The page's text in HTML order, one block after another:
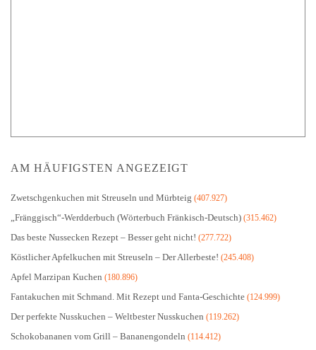
AM HÄUFIGSTEN ANGEZEIGT
Zwetschgenkuchen mit Streuseln und Mürbteig (407.927)
„Fränggisch“-Werdderbuch (Wörterbuch Fränkisch-Deutsch) (315.462)
Das beste Nussecken Rezept – Besser geht nicht! (277.722)
Köstlicher Apfelkuchen mit Streuseln – Der Allerbeste! (245.408)
Apfel Marzipan Kuchen (180.896)
Fantakuchen mit Schmand. Mit Rezept und Fanta-Geschichte (124.999)
Der perfekte Nusskuchen – Weltbester Nusskuchen (119.262)
Schokobananen vom Grill – Bananengondeln (114.412)